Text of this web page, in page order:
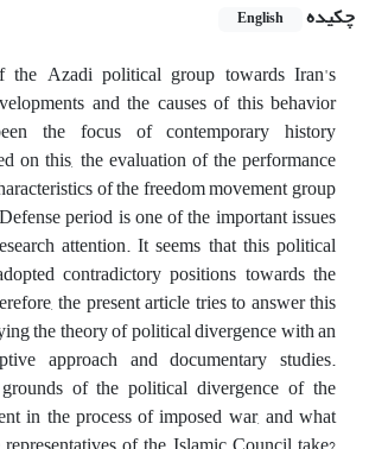
چکیده
English
the Azadi political group towards Iran's
and the causes of this behavior
the focus of contemporary history
on this, the evaluation of the performance
of the freedom movement group
period is one of the important issues
attention. It seems that this political
contradictory positions towards the
the present article tries to answer this
the theory of political divergence with an
approach and documentary studies.
of the political divergence of the
in the process of imposed war, and what